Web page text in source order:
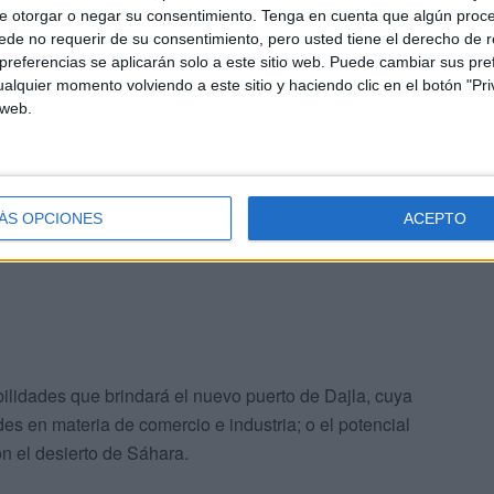
otorgar o negar su consentimiento. Tenga en cuenta que algún
no requerir de su consentimiento, pero usted tiene el derecho de
se aplicarán solo a este sitio web. Puede cambiar sus
momento volviendo a este sitio y haciendo clic en el botón
OPCIONES ACEPTO
el nivel de los intercambios comerciales así como la
y contra la inmigración irregular.
país africano, árabe y musulmán que, bajo el
dos décadas amplias reformas", ha reivindicado,
política y estabilidad jurídica", algo "importante para
que brindará el nuevo puerto de Dajla, cuya
en materia de comercio e industria; o el potencial
el desierto de Sáhara.